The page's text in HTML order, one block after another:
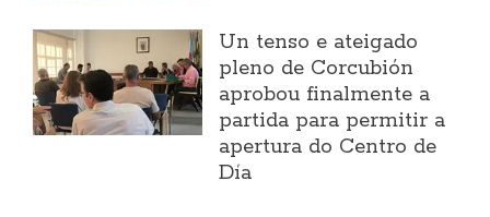
Un tenso e ateigado
pleno de Corcubión
aprobou finalmente a
partida para permitir a
apertura do Centro de
Día